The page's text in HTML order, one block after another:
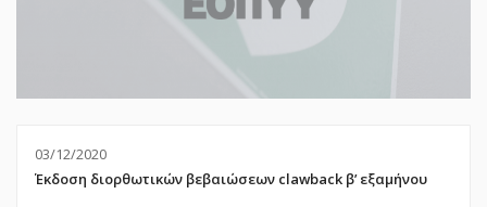
03/12/2020
Έκδοση διορθωτικών βεβαιώσεων clawback β’ εξαμήνου